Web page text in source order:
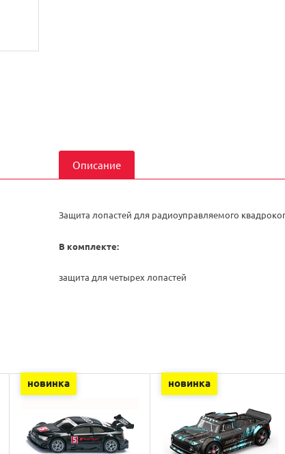
Описание
Защита лопастей для радиоуправляемого
В комплекте:
защита для четырех лопастей
новинка новинка